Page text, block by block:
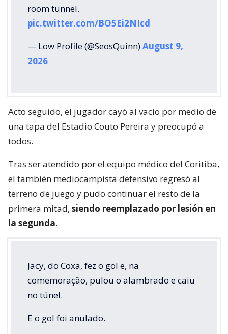
room tunnel.
pic.twitter.com/BO5Ei2NIcd
— Low Profile (@SeosQuinn)August 9,
2026
Acto seguido, el jugador cayó al vacío por medio de
una tapa del Estadio Couto Pereira y preocupó a
todos.
Tras ser atendido por el equipo médico del Coritiba,
el también mediocampista defensivo regresó al
terreno de juego y pudo continuar el resto de la
primera mitad, siendo reemplazado por lesión en
la segunda.
Jacy, do Coxa, fez o gol e, na
comemoração, pulou o alambrado e caiu
no túnel.
E o gol foi anulado.